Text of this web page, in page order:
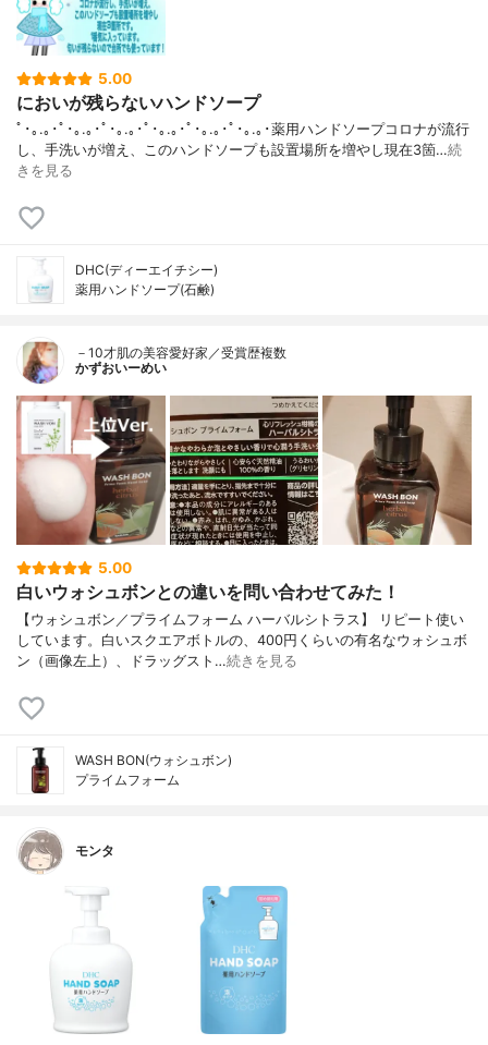
5.00
においが残らないハンドソープ
ﾟ･｡.｡･ﾟ･｡.｡･ﾟ･｡.｡･ﾟ･｡.｡･ﾟ･｡.｡･ﾟ･｡.｡･薬用ハンドソープコロナが流行
し、手洗いが増え、このハンドソープも設置場所を増やし現在3箇…続
きを見る
DHC(ディーエイチシー)
薬用ハンドソープ(石鹸)
－10才肌の美容愛好家／受賞歴複数
かずおいーめい
5.00
白いウォシュボンとの違いを問い合わせてみた！
【ウォシュボン／プライムフォーム ハーバルシトラス】 リピート使い
しています。白いスクエアボトルの、400円くらいの有名なウォシュボ
ン（画像左上）、ドラッグスト…続きを見る
WASH BON(ウォシュボン)
プライムフォーム
モンタ